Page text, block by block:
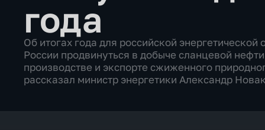
года
Об итогах года для российской
России продвинуться в добыче сланцевой
производстве и экспорте сжиженного
рассказал министр энергетики Александр